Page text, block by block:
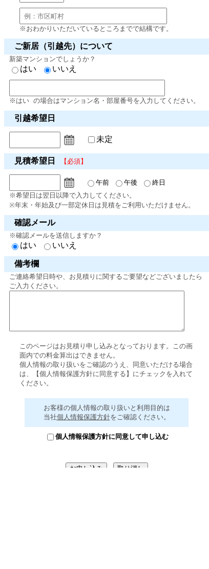
※おわかりいただいているところまでで結構です。
ご新居（引越先）について
新築マンションでしょうか？
はい いいえ
※はい の場合はマンション名・部屋番号を入力してください。
引越希望日
未定
見積希望日 【必須】
午前 午後
終日
※希望日は翌日以降で入力してください。
※年末・年始及び一部定休日は見積をご利用いただけません。
確認メール
※確認メールを送信しますか？
はい
いいえ
備考欄
ご連絡希望日時や、お見積りに関するご要望などございましたら
ご入力ください。
このページはお見積り申し込みとなっております。この画
面内での料金算出はできません。
個人情報の取り扱いをご確認のうえ、同意いただける場合
は、【個人情報保護方針に同意する】にチェックを入れて
ください。
お客様の個人情報の取り扱いと利用目的は
当社個人情報保護方針をご確認ください。
個人情報保護方針に同意して申し込む